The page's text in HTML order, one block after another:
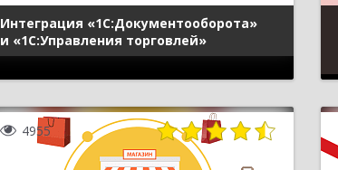
Интеграция «1С:Документооборота»
и «1С:Управления торговлей»
4955